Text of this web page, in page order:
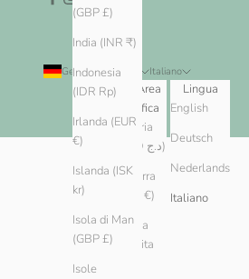
(GBP £)
India (INR ₹)
Indonesia
(IDR Rp)
Irlanda (EUR
€)
Islanda (ISK
kr)
Isola di Man
(GBP £)
Isole
Germania (EUR €)
Paese/Area
geografica
Algeria
(DZD د.ج)
Andorra
(EUR €)
Arabia
Saudita
Italiano
Lingua
English
Deutsch
Nederlands
Italiano